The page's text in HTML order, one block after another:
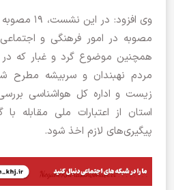
مصوبه در امور فرهنگی و
همچنین موضوع گرد و غبار که
مردم نهبندان و سربیشه مطرح
زیست و اداره کل هواشناسی
استان از اعتبارات ملی مقابله
پیگیری‌های لازم اخذ شود.